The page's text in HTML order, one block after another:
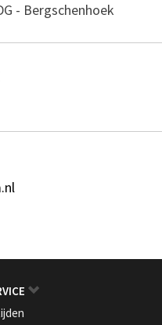
- Bergschenhoek